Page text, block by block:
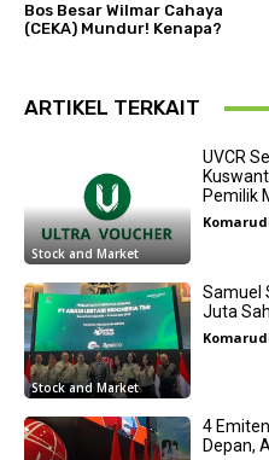
Bos Besar Wilmar Cahaya
(CEKA) Mundur! Kenapa?
ARTIKEL TERKAIT
Stock and Market
UVCR
Pemilik
Stock and Market
Samuel
Juta
4
Depan,